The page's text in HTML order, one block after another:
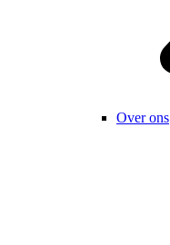
Over ons